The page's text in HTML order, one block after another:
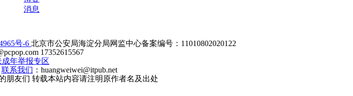
消息
号-6 北京市公安局海淀分局网监中心备案编号：11010802020122
17352615567
成年举报专区
联系我们 ：huangweiwei@itpub.net
朋友们 转载本站内容请注明原作者名及出处